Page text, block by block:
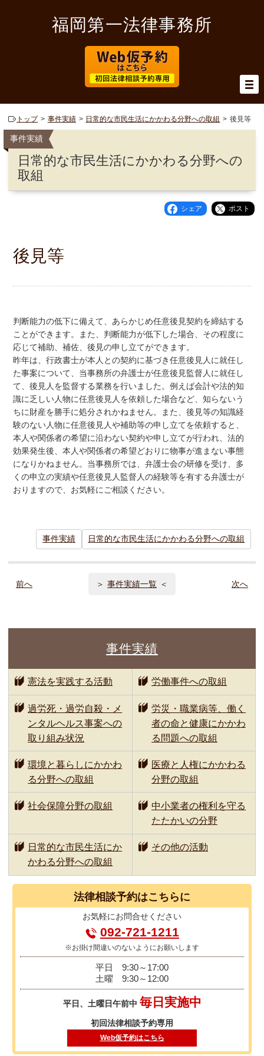
福岡第一法律事務所
トップ 事件実績 日常的な市民生活にかかわる分野への取組 後見等
事件実績
日常的な市民生活にかかわる分野への
取組
シェア ポスト
後見等
判断能力の低下に備えて、あらかじめ任意後見契約を締結する
ことができます。また、判断能力が低下した場合、その程度に
応じて補助、補佐、後見の申し立てができます。
昨年は、行政書士が本人との契約に基づき任意後見人に就任し
た事案について、当事務所の弁護士が任意後見監督人に就任し
て、後見人を監督する業務を行いました。例えば会計や法的知
識に乏しい人物に任意後見人を依頼した場合など、知らないう
ちに財産を勝手に処分されかねません。また、後見等の知識経
験のない人物に任意後見人や補助等の申し立てを依頼すると、
本人や関係者の希望に沿わない契約や申し立てが行われ、法的
効果発生後、本人や関係者の希望どおりに物事が進まない事態
になりかねません。当事務所では、弁護士会の研修を受け、多
くの申立の実績や任意後見人監督人の経験等を有する弁護士が
おりますので、お気軽にご相談ください。
事件実績 日常的な市民生活にかかわる分野への取組
前へ 事件実績一覧 次へ
事件実績
憲法を実践する活動 労働事件への取組
過労死・過労自殺・メ
ンタルヘルス事案への
取り組み状況
労災・職業病等、働く
者の命と健康にかかわ
る問題への取組
環境と暮らしにかかわ
る分野への取組
医療と人権にかかわる
分野の取組
社会保障分野の取組
中小業者の権利を守る
たたかいの分野
日常的な市民生活にか
かわる分野への取組
その他の活動
法律相談予約はこちらに
お気軽にお問合せください
092-721-1211
※お掛け間違いのないようにお願いします
平日
9:30～17:00
土曜
9:30～12:00
平日、土曜日午前中 毎日実施中
初回法律相談予約専用
Web仮予約はこちら